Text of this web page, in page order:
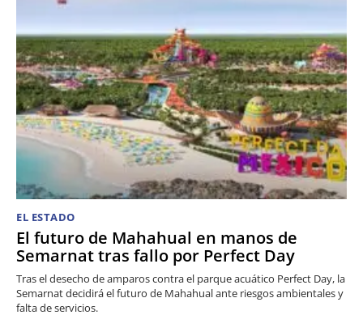
EL ESTADO
El futuro de Mahahual en manos de
Semarnat tras fallo por Perfect Day
Tras el desecho de amparos contra el parque acuático Perfect Day, la
Semarnat decidirá el futuro de Mahahual ante riesgos ambientales y
falta de servicios.